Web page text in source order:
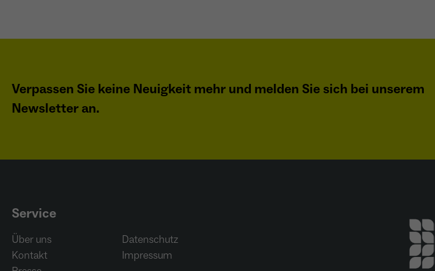
Zweck
Ausspielung personalisierter
Verpassen Sie keine Neuigkeit mehr und melden Sie sich bei unserem
Newsletter an.
Service
Über uns
Kontakt
Datenschutz
Impressum